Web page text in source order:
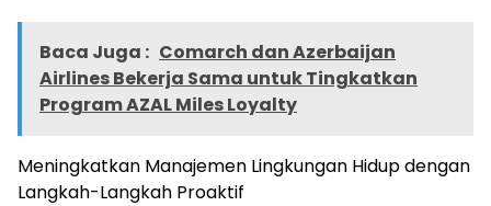
Baca Juga : Comarch dan Azerbaijan
Airlines Bekerja Sama untuk Tingkatkan
Program AZAL Miles Loyalty
Meningkatkan Manajemen Lingkungan Hidup dengan
Langkah-Langkah Proaktif